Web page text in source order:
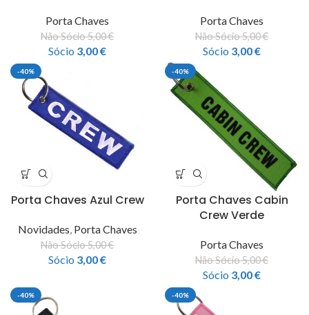
Porta Chaves
Não Sócio5,00€
Sócio 3,00€
Porta Chaves
Não Sócio5,00€
Sócio 3,00€
-40%
Porta Chaves Azul Crew
Novidades, Porta Chaves
Não Sócio5,00€
Sócio 3,00€
-40%
Porta Chaves Cabin
Crew Verde
Porta Chaves
Não Sócio5,00€
Sócio 3,00€
-40% -40%